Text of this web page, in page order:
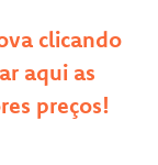
clicando
aqui as
preços!